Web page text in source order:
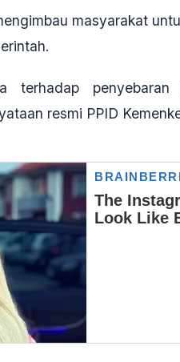
masyarakat
terhadap
resmi PPID